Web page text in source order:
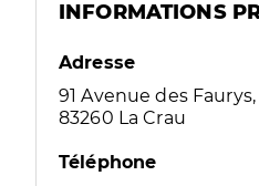
INFORMATIONS
Adresse
91 Avenue des Faurys,
83260 La Crau
Téléphone